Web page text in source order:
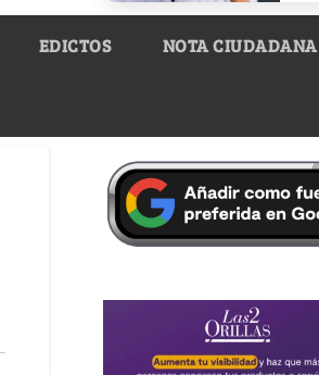
EDICTOS NOTA CIUDADANA